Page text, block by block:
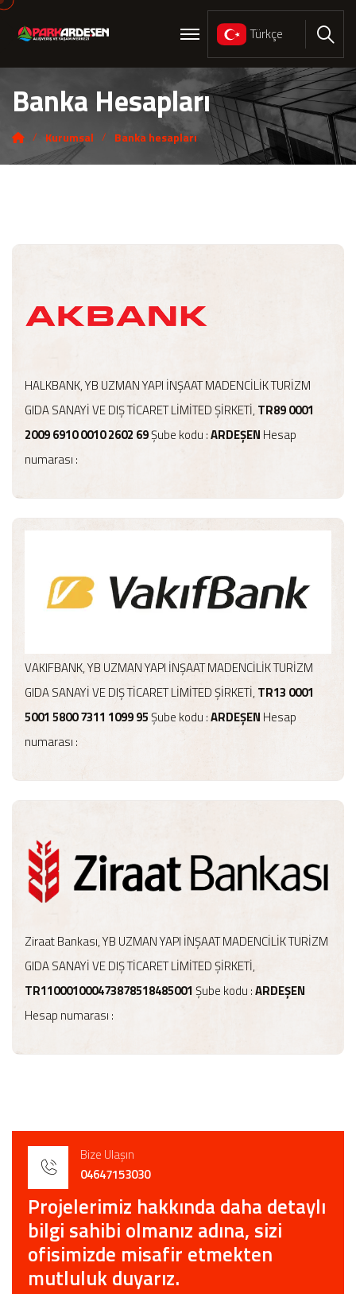
Türkçe Ara
Banka Hesapları
Kurumsal Banka hesapları
HALKBANK, YB UZMAN YAPI İNŞAAT MADENCİLİK TURİZM
GIDA SANAYİ VE DIŞ TİCARET LİMİTED ŞİRKETİ, TR89 0001
2009 6910 0010 2602 69Şube kodu :ARDEŞEN Hesap
numarası :
VAKIFBANK, YB UZMAN YAPI İNŞAAT MADENCİLİK TURİZM
GIDA SANAYİ VE DIŞ TİCARET LİMİTED ŞİRKETİ,TR13 0001
5001 5800 7311 1099 95Şube kodu :ARDEŞEN Hesap
numarası :
Ziraat Bankası, YB UZMAN YAPI İNŞAAT MADENCİLİK TURİZM
GIDA SANAYİ VE DIŞ TİCARET LİMİTED ŞİRKETİ,
TR110001000473878518485001 Şube kodu :ARDEŞEN
Hesap numarası :
Bize Ulaşın
04647153030
Projelerimiz hakkında daha detaylı
bilgi sahibi olmanız adına, sizi
ofisimizde misafir etmekten
mutluluk duyarız.